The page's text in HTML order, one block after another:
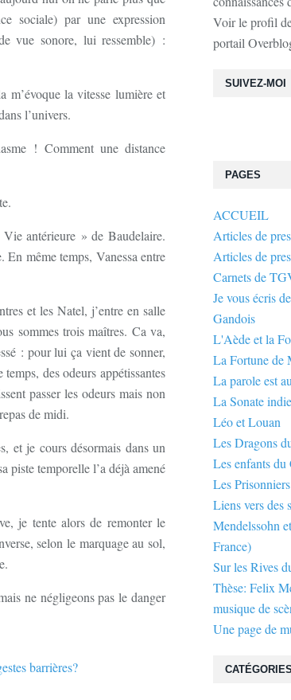
sociale) par une expression
vue sonore, lui ressemble) :
m’évoque la vitesse lumière et
l’univers.
! Comment une distance
antérieure » de Baudelaire.
même temps, Vanessa entre
et les Natel, j’entre en salle
sommes trois maîtres. Ca va,
: pour lui ça vient de sonner,
des odeurs appétissantes
passer les odeurs mais non
de midi.
et je cours désormais dans un
piste temporelle l’a déjà amené
je tente alors de remonter le
selon le marquage au sol,
ne négligeons pas le danger
SUIVEZ-MOI
Voir le profil
portail
PAGES
ACCUEIL
Articles de
Articles de
Carnets de
Je vous écris
Gandois
L'Aède et la
La Fortune de
La parole est
La Sonate
Léo et Louan
Les Dragons
Les enfants
Les
Liens vers des
Mendelssohn
France)
Sur les Rives
Thèse: Felix
musique de
Une page de
CATÉGORIES